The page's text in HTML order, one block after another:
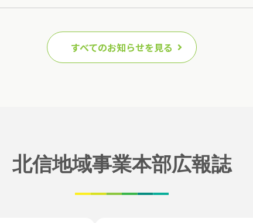
すべてのお知らせを見る
北信地域事業本部広報誌